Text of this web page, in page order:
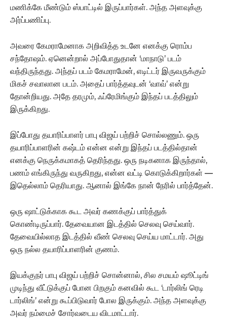
மணிக்கே மீண்டும் ஸ்பாட்டில் இருப்பார்கள். அந்த அளவுக்கு
அர்ப்பணிப்பு.
அவரை கேமராமேனாக அறிவித்த உடனே எனக்கு ரொம்ப
சந்தோஷம். ஏனென்றால் அப்போதுதான் ‘மாநாடு’ படம்
வந்திருந்தது. அந்தப் படம் கேமராமேன், எடிட்டர் இருவருக்கும்
மிகச் சவாலான படம். அதைப் பார்த்தவுடன் ‘வாவ்’ என்று
தோன்றியது. அதே தரமும், ஃப்ரேமிங்கும் இந்தப் படத்திலும்
இருக்கிறது.
இப்போது தயாரிப்பாளர் பாபு விஜய் பற்றிச் சொல்லணும். ஒரு
தயாரிப்பாளரின் கஷ்டம் என்ன என்று இந்தப் படத்தில்தான்
எனக்கு நெருக்கமாகத் தெரிந்தது. ஒரு நடிகனாக இருந்தால்,
பணம் எங்கிருந்து வருகிறது, என்ன வட்டி கொடுக்கிறார்கள் —
இதெல்லாம் தெரியாது. ஆனால் இங்கே நான் நேரில் பார்த்தேன்.
ஒரு ஷாட்டுக்காக கூட அவர் கணக்குப் பார்த்துக்
கொண்டிருப்பார். தேவையான இடத்தில் செலவு செய்வார்.
தேவையில்லாத இடத்தில் வீண் செலவு செய்ய மாட்டார். அது
ஒரு நல்ல தயாரிப்பாளரின் குணம்.
இயக்குநர் பாபு விஜய் பற்றிச் சொன்னால், சில சமயம் ஷூட்டிங்
முடிந்து வீட்டுக்குப் போன பிறகும் கனவில் கூட ‘டார்லிங் ரெடி
டார்லிங்’ என்று கூப்பிடுவார் போல இருக்கும். அந்த அளவுக்கு
அவர் நம்மைச் சோர்வடைய விடமாட்டார்.